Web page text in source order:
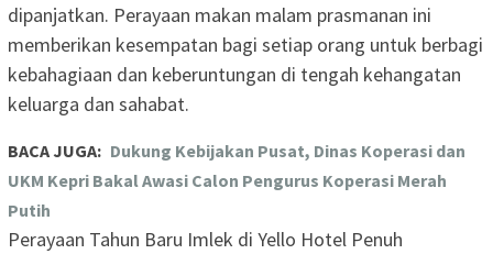
dipanjatkan. Perayaan makan malam prasmanan ini
memberikan kesempatan bagi setiap orang untuk berbagi
kebahagiaan dan keberuntungan di tengah kehangatan
keluarga dan sahabat.
BACA JUGA: Dukung Kebijakan Pusat, Dinas Koperasi dan
UKM Kepri Bakal Awasi Calon Pengurus Koperasi Merah
Putih
Perayaan Tahun Baru Imlek di Yello Hotel Penuh